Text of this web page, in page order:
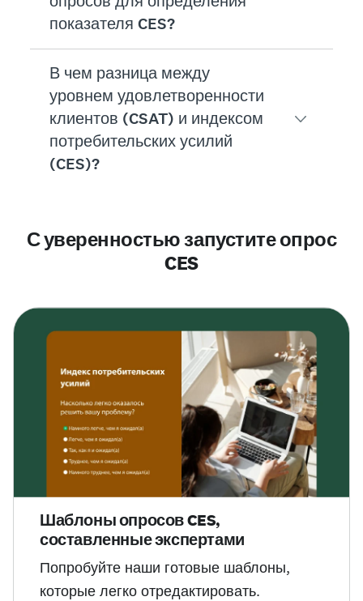
Чтобы измерить свой индекс
показателя CES?
На платформе проведения опросов для
Также важно подобрать интуитивно
Изучите все функции тарифных планов
В чем разница между
уровнем удовлетворенности
клиентов (CSAT) и индексом
потребительских усилий
(CES)?
С уверенностью запустите опрос
CES
Шаблоны опросов CES,
составленные экспертами
Попробуйте наши готовые шаблоны,
которые легко отредактировать.